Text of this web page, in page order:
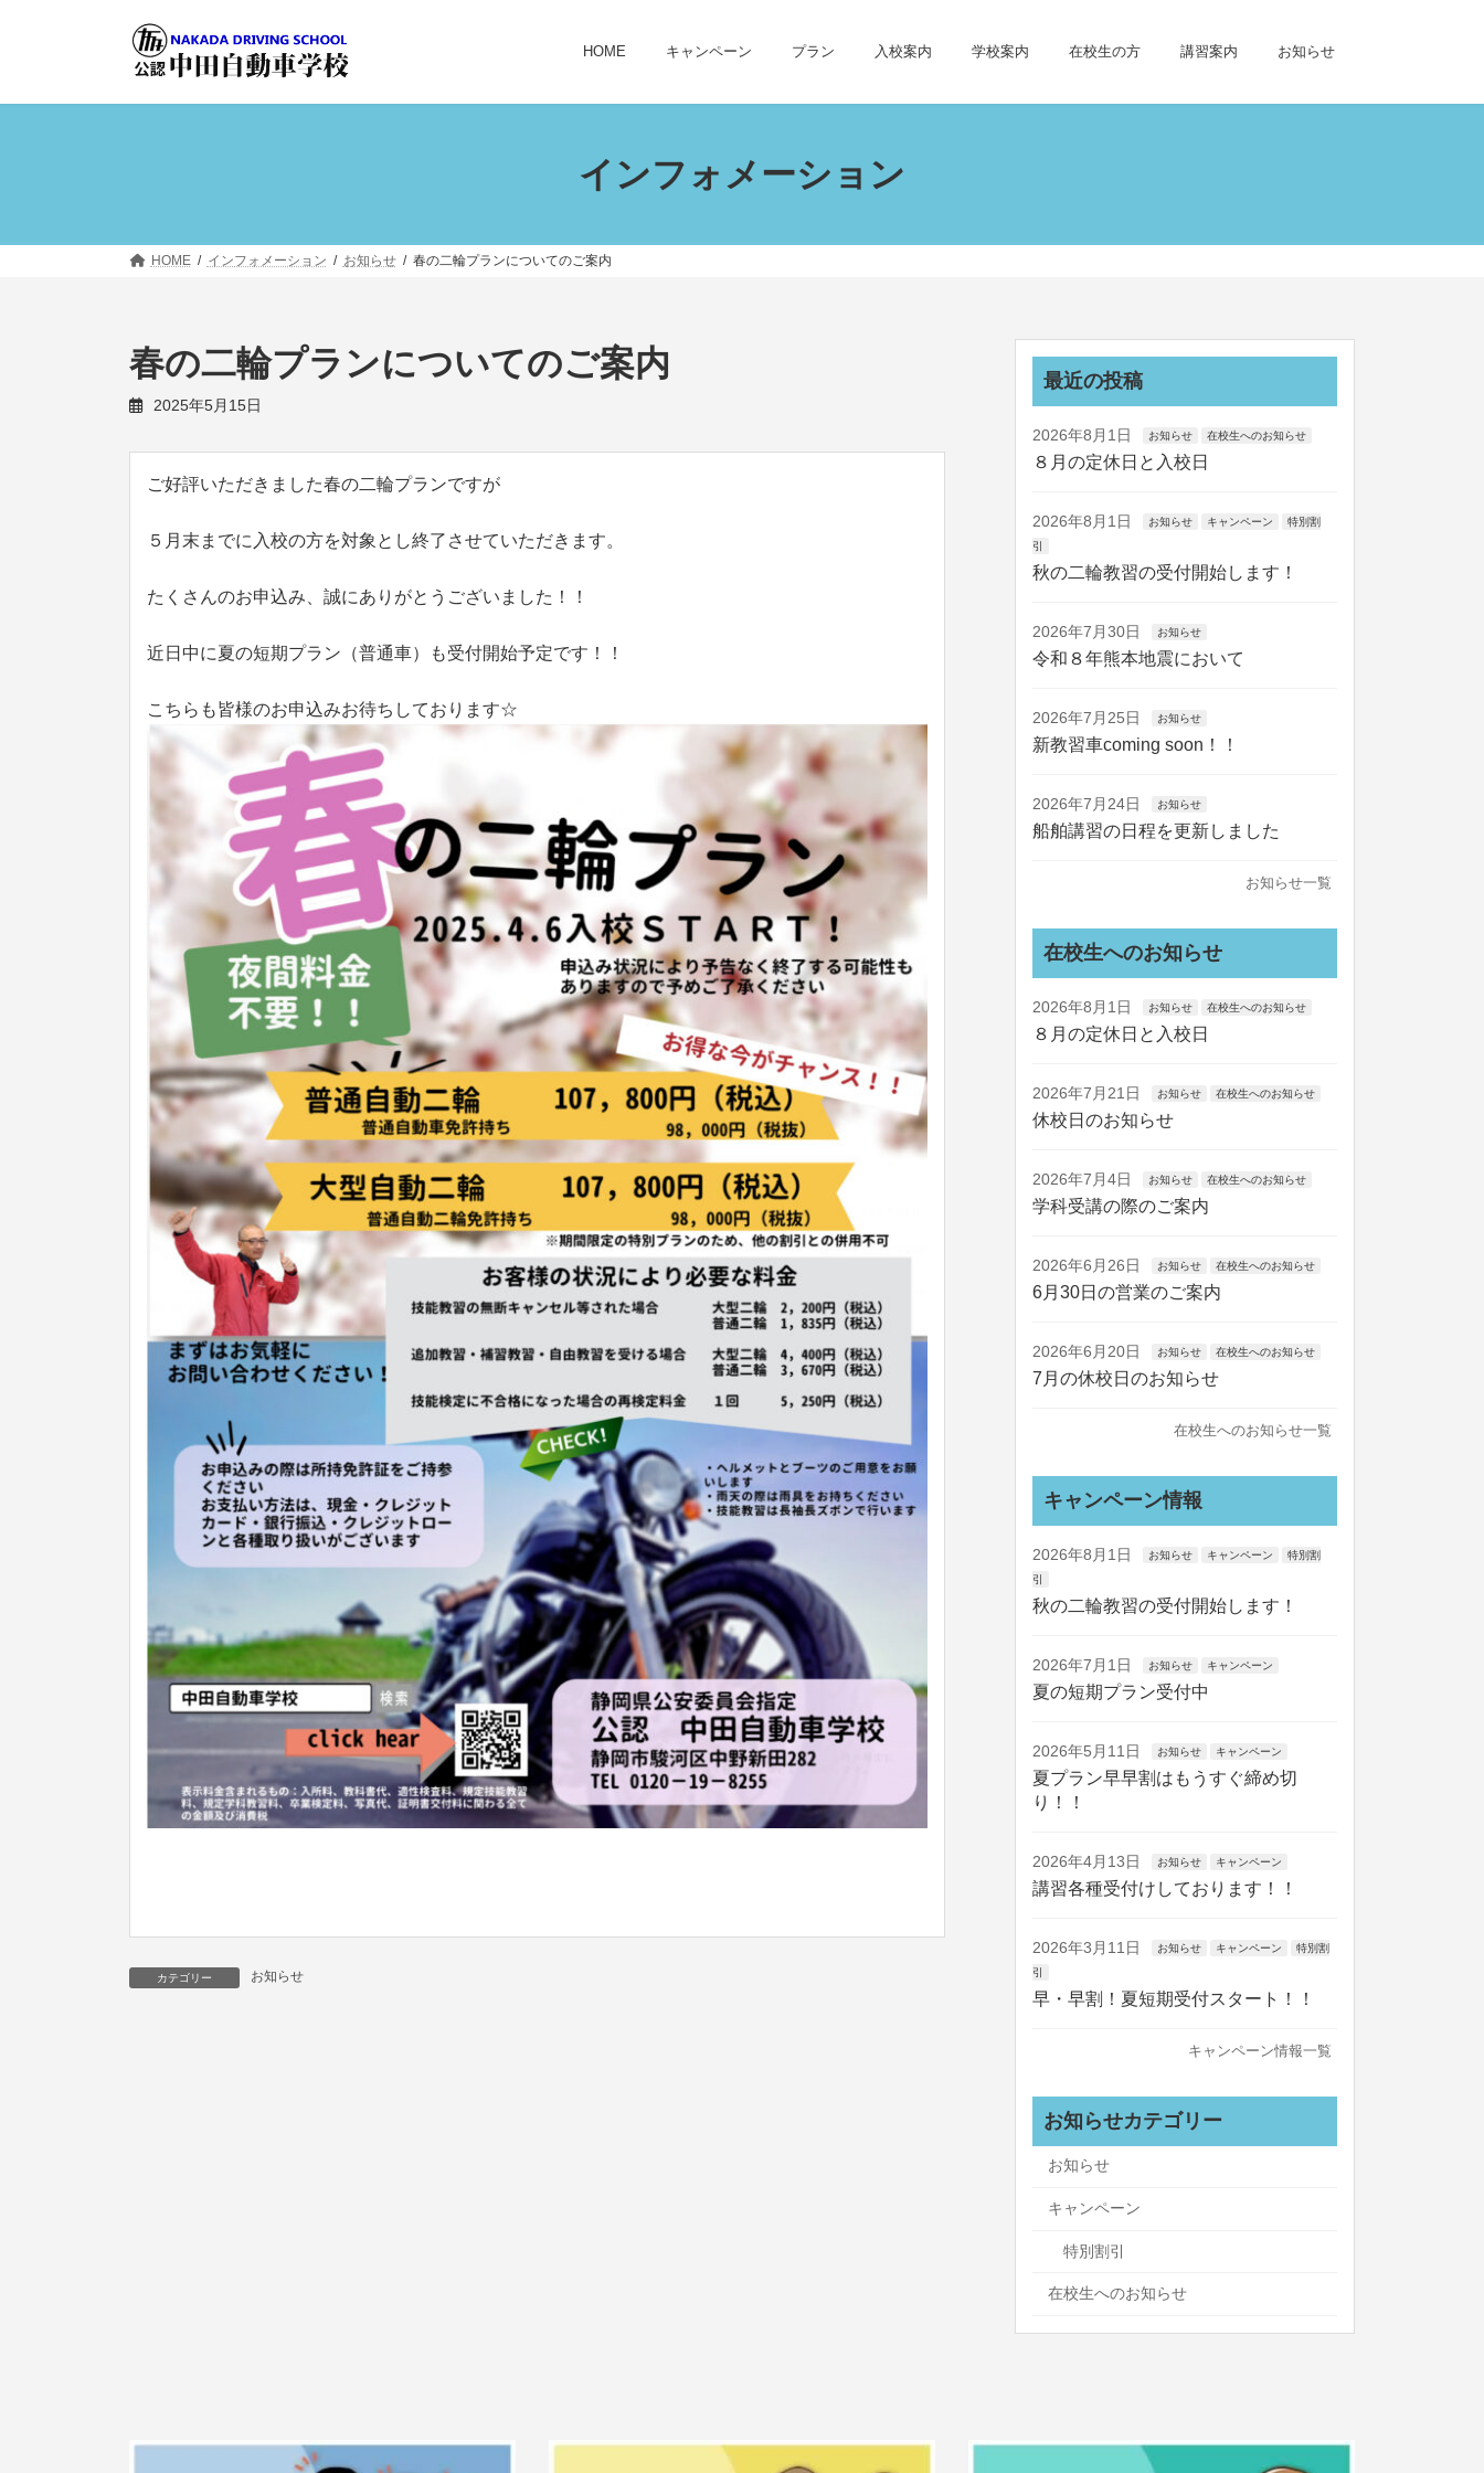
ツ
シ
HOME キャンペーン プラン 入校案内 学校案内 在校生の方 講習案内 お知らせ
インフォメーション
HOME インフォメーション お知らせ 春の二輪プランについてのご案内
春の二輪プランについてのご案内
2025年5月15日
ご好評いただきました春の二輪プランですが
５月末までに入校の方を対象とし終了させていただきます。
たくさんのお申込み、誠にありがとうございました！！
近日中に夏の短期プラン（普通車）も受付開始予定です！！
こちらも皆様のお申込みお待ちしております☆
カテゴリー お知らせ
最近の投稿
2026年8月1日 お知らせ 在校生へのお知らせ
８月の定休日と入校日
2026年8月1日 お知らせ キャンペーン
特別割
引
秋の二輪教習の受付開始します！
2026年7月30日 お知らせ
令和８年熊本地震において
2026年7月25日 お知らせ
新教習車coming soon！！
2026年7月24日 お知らせ
船舶講習の日程を更新しました
お知らせ一覧
在校生へのお知らせ
2026年8月1日 お知らせ 在校生へのお知らせ
８月の定休日と入校日
2026年7月21日 お知らせ 在校生へのお知らせ
休校日のお知らせ
2026年7月4日 お知らせ 在校生へのお知らせ
学科受講の際のご案内
2026年6月26日 お知らせ 在校生へのお知らせ
6月30日の営業のご案内
2026年6月20日 お知らせ 在校生へのお知らせ
7月の休校日のお知らせ
在校生へのお知らせ一覧
キャンペーン情報
2026年8月1日 お知らせ キャンペーン
特別割
引
秋の二輪教習の受付開始します！
2026年7月1日 お知らせ キャンペーン
夏の短期プラン受付中
2026年5月11日 お知らせ キャンペーン
夏プラン早早割はもうすぐ締め切
り！！
2026年4月13日 お知らせ キャンペーン
講習各種受付けしております！！
2026年3月11日 お知らせ キャンペーン
特別割
引
早・早割！夏短期受付スタート！！
キャンペーン情報一覧
お知らせカテゴリー
お知らせ
キャンペーン
特別割引
在校生へのお知らせ